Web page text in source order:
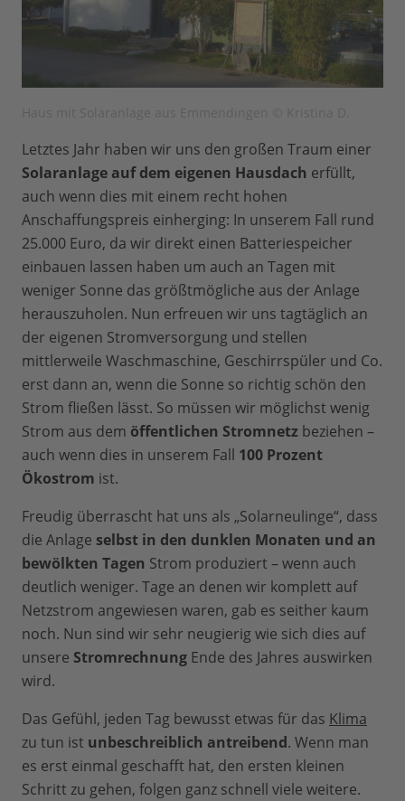
Letztes Jahr haben wir uns den großen Traum einer
Solaranlage auf dem eigenen Hausdach erfüllt,
auch wenn dies mit einem recht hohen
Anschaffungspreis einherging: In unserem Fall rund
25.000 Euro, da wir direkt einen Batteriespeicher
einbauen lassen haben um auch an Tagen mit
weniger Sonne das größtmögliche aus der Anlage
herauszuholen. Nun erfreuen wir uns tagtäglich an
der eigenen Stromversorgung und stellen
mittlerweile Waschmaschine, Geschirrspüler und Co.
erst dann an, wenn die Sonne so richtig schön den
Strom fließen lässt. So müssen wir möglichst wenig
Strom aus dem öffentlichen Stromnetz beziehen –
auch wenn dies in unserem Fall 100 Prozent
Ökostrom ist.
Freudig überrascht hat uns als „Solarneulinge“, dass
die Anlage selbst in den dunklen Monaten und an
bewölkten Tagen Strom produziert – wenn auch
deutlich weniger. Tage an denen wir komplett auf
Netzstrom angewiesen waren, gab es seither kaum
noch. Nun sind wir sehr neugierig wie sich dies auf
unsere Stromrechnung Ende des Jahres auswirken
wird.
Das Gefühl, jeden Tag bewusst etwas für das Klima
zu tun ist unbeschreiblich antreibend. Wenn man
es erst einmal geschafft hat, den ersten kleinen
Schritt zu gehen, folgen ganz schnell viele weitere.